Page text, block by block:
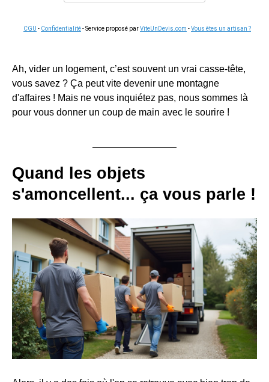
CGU - Confidentialité- Service proposé parViteUnDevis.com -Vous êtes un artisan ?
Ah, vider un logement, c’est souvent un vrai casse-tête,
vous savez ? Ça peut vite devenir une montagne
d'affaires ! Mais ne vous inquiétez pas, nous sommes là
pour vous donner un coup de main avec le sourire !
Quand les objets
s'amoncellent... ça vous parle !